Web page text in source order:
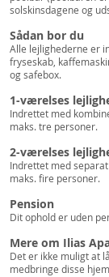
solskinsdagene og
Sådan bor du
Alle lejlighederne er
fryseskab,
og safebox.
1-værelses
Indrettet med
maks. tre personer.
2-værelses
Indrettet med
maks. fire personer.
Pension
Dit ophold er uden
Mere om Ilias
Det er ikke muligt at
medbringe disse